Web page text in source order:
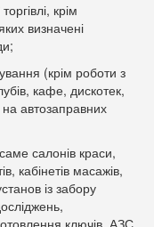
крім
визначені
(крім роботи з
кафе, дискотек,
на автозаправних
салонів краси,
кабінетів масажів,
із забору
ключів, АЗС,